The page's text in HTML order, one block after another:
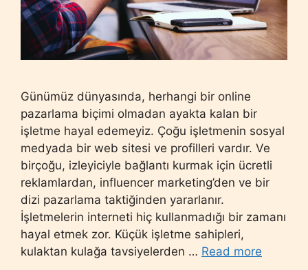
Günümüz dünyasında, herhangi bir online
pazarlama biçimi olmadan ayakta kalan bir
işletme hayal edemeyiz. Çoğu işletmenin sosyal
medyada bir web sitesi ve profilleri vardır. Ve
birçoğu, izleyiciyle bağlantı kurmak için ücretli
reklamlardan, influencer marketing’den ve bir
dizi pazarlama taktiğinden yararlanır.
İşletmelerin interneti hiç kullanmadığı bir zamanı
hayal etmek zor. Küçük işletme sahipleri,
kulaktan kulağa tavsiyelerden … Read more